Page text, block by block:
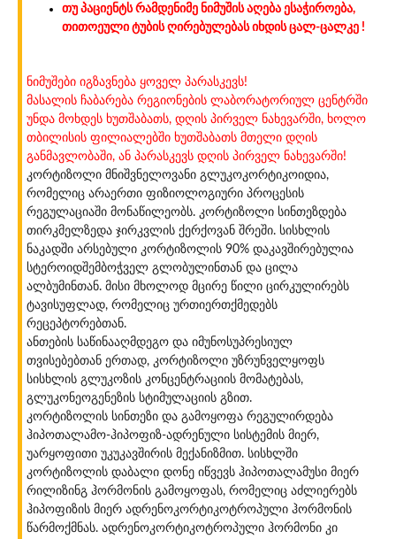
თუ პაციენტს რამდენიმე ნიმუშის აღება ესაჭიროება,
თითოეული ტუბის ღირებულებას იხდის ცალ-ცალკე !
ნიმუშები იგზავნება ყოველ პარასკევს!
მასალის ჩაბარება რეგიონების ლაბორატორიულ ცენტრში
უნდა მოხდეს ხუთშაბათს, დღის პირველ ნახევარში, ხოლო
თბილისის ფილიალებში ხუთშაბათს მთელი დღის
განმავლობაში, ან პარასკევს დღის პირველ ნახევარში!
კორტიზოლი მნიშვნელოვანი გლუკოკორტიკოიდია,
რომელიც არაერთი ფიზიოლოგიური პროცესის
რეგულაციაში მონაწილეობს. კორტიზოლი სინთეზდება
თირკმელზედა ჯირკვლის ქერქოვან შრეში. სისხლის
ნაკადში არსებული კორტიზოლის 90% დაკავშირებულია
სტეროიდშემბოჭველ გლობულინთან და ცილა
ალბუმინთან. მისი მხოლოდ მცირე წილი ცირკულირებს
ტავისუფლად, რომელიც ურთიერთქმედებს
რეცეპტორებთან.
ანთების საწინააღმდეგო და იმუნოსუპრესიულ
თვისებებთან ერთად, კორტიზოლი უზრუნველყოფს
სისხლის გლუკოზის კონცენტრაციის მომატებას,
გლუკონეოგენეზის სტიმულაციის გზით.
კორტიზოლის სინთეზი და გამოყოფა რეგულირდება
ჰიპოთალამო-ჰიპოფიზ-ადრენული სისტემის მიერ,
უარყოფითი უკუკავშირის მექანიზმით. სისხლში
კორტიზოლის დაბალი დონე იწვევს ჰიპოთალამუსი მიერ
რილიზინგ ჰორმონის გამოყოფას, რომელიც აძლიერებს
ჰიპოფიზის მიერ ადრენოკორტიკოტროპული ჰორმონის
წარმოქმნას. ადრენოკორტიკოტროპული ჰორმონი კი